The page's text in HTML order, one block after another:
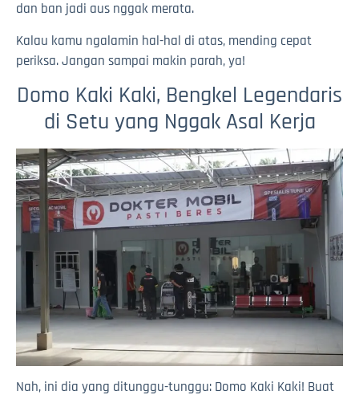
dan ban jadi aus nggak merata.
Kalau kamu ngalamin hal-hal di atas, mending cepat
periksa. Jangan sampai makin parah, ya!
Domo Kaki Kaki, Bengkel Legendaris
di Setu yang Nggak Asal Kerja
Nah, ini dia yang ditunggu-tunggu: Domo Kaki Kaki! Buat